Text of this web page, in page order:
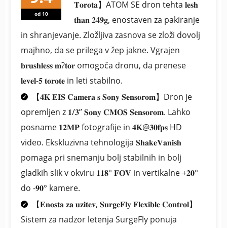
od 10
𝐓𝐨𝐫𝐨𝐭𝐚】ATOM SE dron tehta 𝐥𝐞𝐬𝐡
𝐭𝐡𝐚𝐧 𝟐𝟒𝟗𝐠, enostaven za pakiranje
in shranjevanje. Zložljiva zasnova se zloži dovolj
majhno, da se prilega v žep jakne. Vgrajen
𝐛𝐫𝐮𝐬𝐡𝐥𝐞𝐬𝐬 𝐦?𝐭𝐨𝐫 omogoča dronu, da prenese
𝐥𝐞𝐯𝐞𝐥-𝟓 𝐭𝐨𝐫𝐨𝐭𝐞 in leti stabilno.
【𝟒𝐊 𝐄𝐈𝐒 𝐂𝐚𝐦𝐞𝐫𝐚 𝐬 𝐒𝐨𝐧𝐲 𝐒𝐞𝐧𝐬𝐨𝐫𝐨𝐦】Dron je
opremljen z 𝟏/𝟑’’ 𝐒𝐨𝐧𝐲 𝐂𝐌𝐎𝐒 𝐒𝐞𝐧𝐬𝐨𝐫𝐨𝐦. Lahko
posname 𝟏𝟐𝐌𝐏 fotografije in 𝟒𝐊@𝟑𝟎𝐟𝐩𝐬 HD
video. Ekskluzivna tehnologija 𝐒𝐡𝐚𝐤𝐞𝐕𝐚𝐧𝐢𝐬𝐡
pomaga pri snemanju bolj stabilnih in bolj
gladkih slik v okviru 𝟏𝟏𝟖° 𝐅𝐎𝐕 in vertikalne +𝟐𝟎°
do -𝟗𝟎° kamere.
【𝐄𝐧𝐨𝐬𝐭𝐚 𝐳𝐚 𝐮𝐳𝐢𝐭𝐞𝐯, 𝐒𝐮𝐫𝐠𝐞𝐅𝐥𝐲 𝐅𝐥𝐞𝐱𝐢𝐛𝐥𝐞 𝐂𝐨𝐧𝐭𝐫𝐨𝐥】
Sistem za nadzor letenja SurgeFly ponuja